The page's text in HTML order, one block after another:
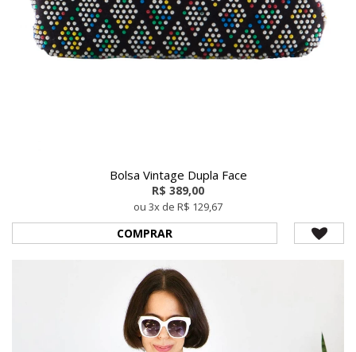
Bolsa Vintage Dupla Face
R$ 389,00
ou 3x de R$ 129,67
COMPRAR